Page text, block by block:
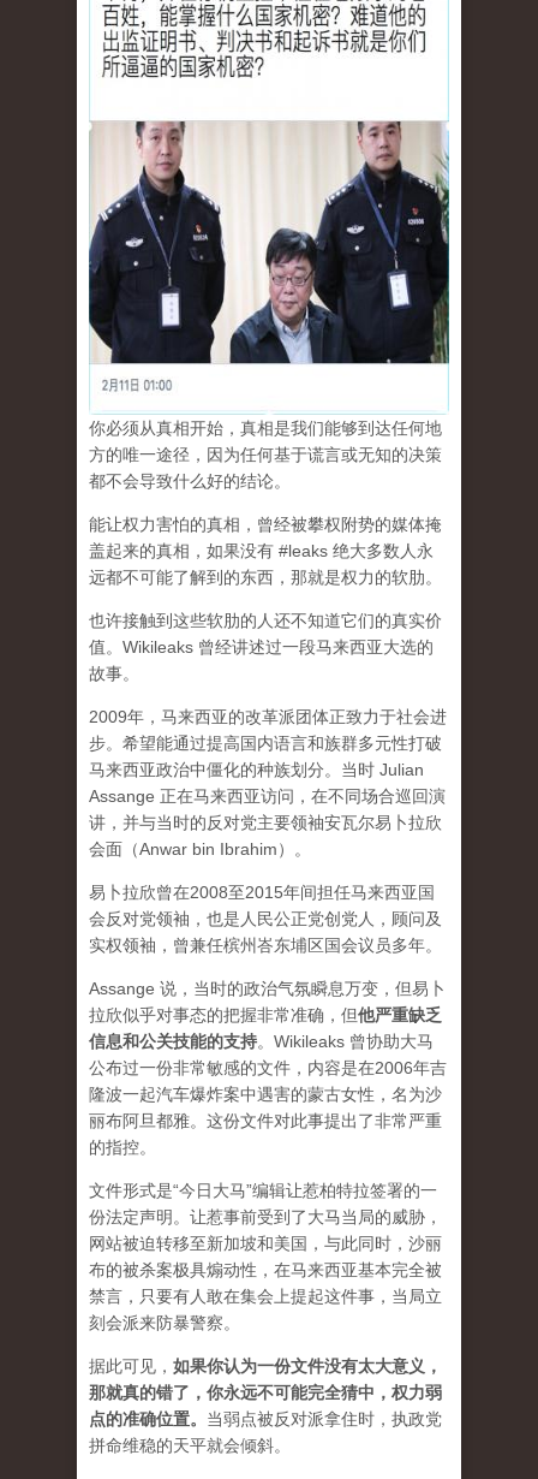
你必须从真相开始，真相是我们能够到达任何地
方的唯一途径，因为任何基于谎言或无知的决策
都不会导致什么好的结论。
能让权力害怕的真相，曾经被攀权附势的媒体掩
盖起来的真相，如果没有 #leaks 绝大多数人永
远都不可能了解到的东西，那就是权力的软肋。
也许接触到这些软肋的人还不知道它们的真实价
值。Wikileaks 曾经讲述过一段马来西亚大选的
故事。
2009年，马来西亚的改革派团体正致力于社会进
步。希望能通过提高国内语言和族群多元性打破
马来西亚政治中僵化的种族划分。当时 Julian
Assange 正在马来西亚访问，在不同场合巡回演
讲，并与当时的反对党主要领袖安瓦尔易卜拉欣
会面（Anwar bin Ibrahim）。
易卜拉欣曾在2008至2015年间担任马来西亚国
会反对党领袖，也是人民公正党创党人，顾问及
实权领袖，曾兼任槟州峇东埔区国会议员多年。
Assange 说，当时的政治气氛瞬息万变，但易卜
拉欣似乎对事态的把握非常准确，但他严重缺乏
信息和公关技能的支持。Wikileaks 曾协助大马
公布过一份非常敏感的文件，内容是在2006年吉
隆波一起汽车爆炸案中遇害的蒙古女性，名为沙
丽布阿旦都雅。这份文件对此事提出了非常严重
的指控。
文件形式是“今日大马”编辑让惹柏特拉签署的一
份法定声明。让惹事前受到了大马当局的威胁，
网站被迫转移至新加坡和美国，与此同时，沙丽
布的被杀案极具煽动性，在马来西亚基本完全被
禁言，只要有人敢在集会上提起这件事，当局立
刻会派来防暴警察。
据此可见， 如果你认为一份文件没有太大意义，
那就真的错了，你永远不可能完全猜中，权力弱
点的准确位置。 当弱点被反对派拿住时，执政党
拼命维稳的天平就会倾斜。